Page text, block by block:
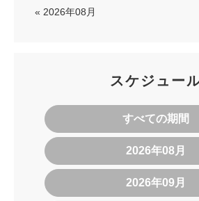
« 2026年08月
スケジュー
すべての期間
2026年08月
2026年09月